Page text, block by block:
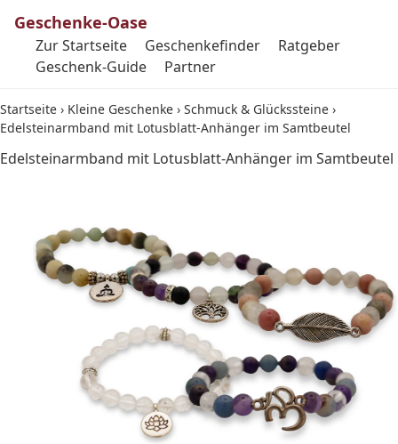
Geschenke-Oase
Zur Startseite Geschenkefinder
Ratgeber
Geschenk-Guide
Partner
Startseite › Kleine Geschenke › Schmuck & Glückssteine ›
Edelsteinarmband mit Lotusblatt-Anhänger im Samtbeutel
Edelsteinarmband mit Lotusblatt-Anhänger im Samtbeutel